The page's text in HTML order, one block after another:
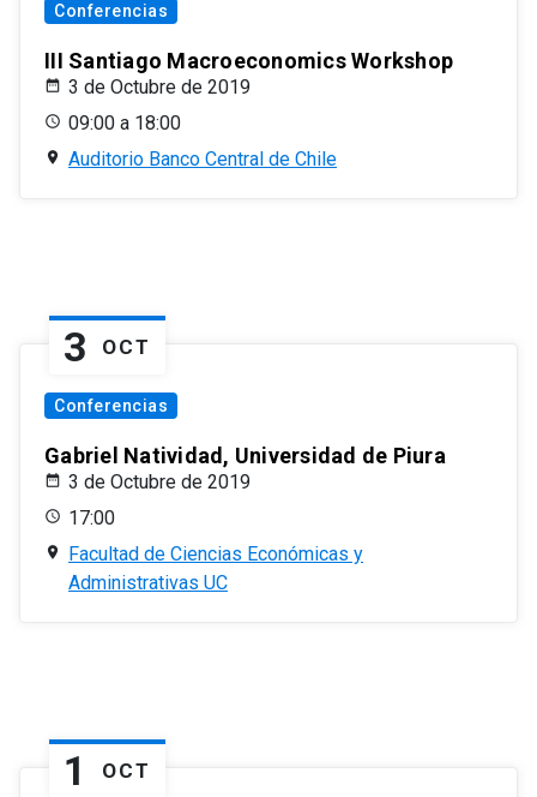
Conferencias
III Santiago Macroeconomics Workshop
3 de Octubre de 2019
09:00 a 18:00
Auditorio Banco Central de Chile
3 OCT
Conferencias
Gabriel Natividad, Universidad de Piura
3 de Octubre de 2019
17:00
Facultad de Ciencias Económicas y
Administrativas UC
1 OCT